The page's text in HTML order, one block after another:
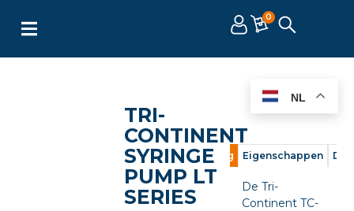
0
TRI-
CONTINENT
SYRINGE
PUMP LT
SERIES
Omschrijving Eigenschappen
De Tri-
Continent TC-
NL